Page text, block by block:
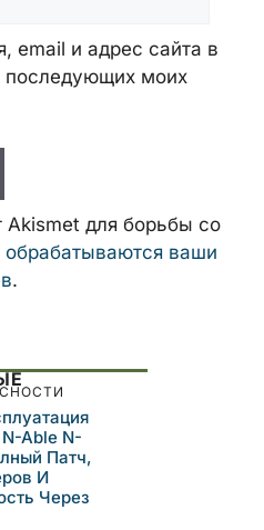
email и адрес сайта в
последующих моих
Akismet для борьбы со
обрабатываются ваши
.
Able N-
Патч,
И
Через